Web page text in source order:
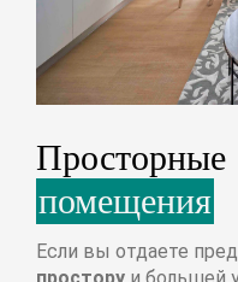
Просторные
помещения
Если вы отдаете